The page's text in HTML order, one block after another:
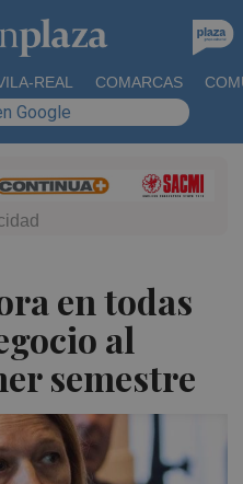
REAL COMARCAS
Google
en todas
al
semestre